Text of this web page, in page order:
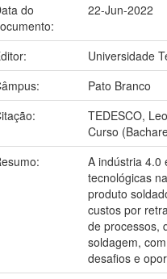
do
22-Jun-2022
Universidade
Pato Branco
TEDESCO,
Curso
A indústria 4.0
tecnológicas
produto
custos por
de processos,
soldagem,
desafios e